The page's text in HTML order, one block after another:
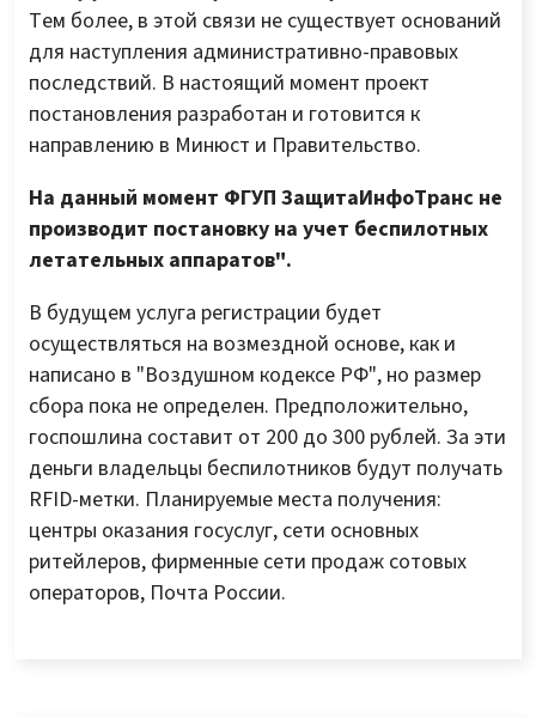
Тем более, в этой связи не существует оснований
для наступления административно-правовых
последствий. В настоящий момент проект
постановления разработан и готовится к
направлению в Минюст и Правительство.
На данный момент ФГУП ЗащитаИнфоТранс не
производит постановку на учет беспилотных
летательных аппаратов".
В будущем услуга регистрации будет
осуществляться на возмездной основе, как и
написано в "Воздушном кодексе РФ", но размер
сбора пока не определен. Предположительно,
госпошлина составит от 200 до 300 рублей. За эти
деньги владельцы беспилотников будут получать
RFID-метки. Планируемые места получения:
центры оказания госуслуг, сети основных
ритейлеров, фирменные сети продаж сотовых
операторов, Почта России.